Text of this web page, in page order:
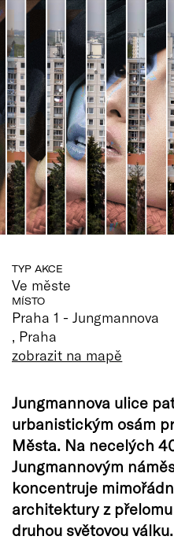
Vše o ČT
TYP AKCE
Ve měste
MÍSTO
Praha 1 - Jungmannova
, Praha
zobrazit na mapě
Jungmannova ulice
urbanistickým osám
Města. Na necelých
Jungmannovým
koncentruje
architektury z
druhou světovou